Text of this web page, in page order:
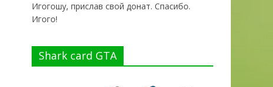
Игогошу, прислав свой донат. Спасибо.
Игого!
Shark card GTA